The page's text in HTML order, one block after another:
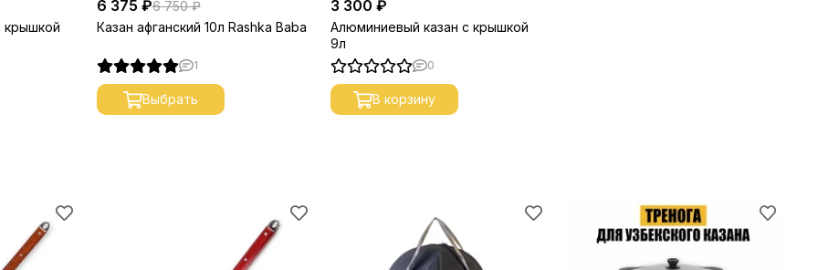
крышкой
6 375 ₽6 750 ₽
Казан афганский 10л Rashka Baba
1
Выбрать
3 300 ₽
Алюминиевый казан с крышкой
9л
0
В корзину